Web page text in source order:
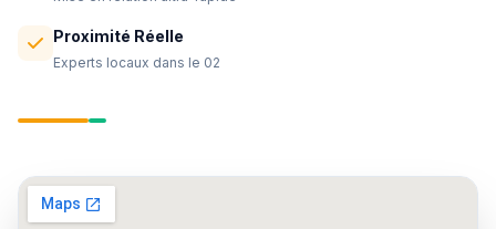
Proximité Réelle
Experts locaux dans le 02